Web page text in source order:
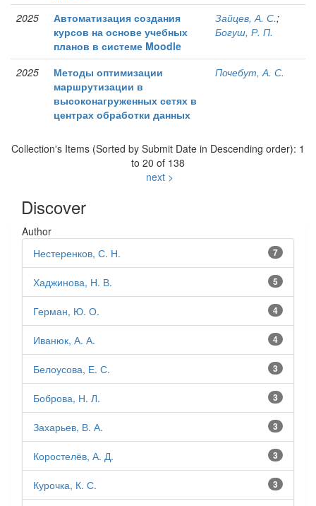
2025
Автоматизация создания
курсов на основе учебных
планов в системе Moodle
Зайцев, А. С.;
Богуш, Р. П.
2025
Методы оптимизации
маршрутизации в
высоконагруженных сетях в
центрах обработки данных
Почебут, А. С.
Collection's Items (Sorted by Submit Date in Descending order): 1
to 20 of 138
next >
Discover
Author
7
Нестеренков, С. Н.
5
Хаджинова, Н. В.
4
Герман, Ю. О.
4
Иванюк, А. А.
3
Белоусова, Е. С.
3
Боброва, Н. Л.
3
Захарьев, В. А.
3
Коростелёв, А. Д.
3
Курочка, К. С.